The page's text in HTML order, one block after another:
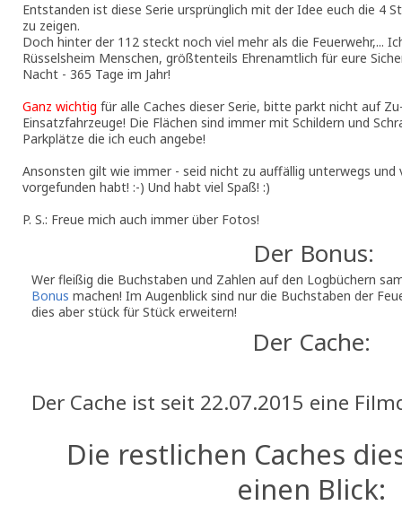
Entstanden ist diese Serie ursprünglich mit der Idee euch die 4
zu zeigen.
Doch hinter der 112 steckt noch viel mehr als die Feuerwehr,...
Rüsselsheim Menschen, größtenteils Ehrenamtlich für eure
Nacht - 365 Tage im Jahr!
Ganz wichtig für alle Caches dieser Serie, bitte parkt nicht auf
Einsatzfahrzeuge! Die Flächen sind immer mit Schildern und
Parkplätze die ich euch angebe!
Ansonsten gilt wie immer - seid nicht zu auffällig unterwegs und
vorgefunden habt! :-) Und habt viel Spaß! :)
P. S.: Freue mich auch immer über Fotos!
Der Bonus:
Wer fleißig die Buchstaben und Zahlen auf den Logbüchern
Bonus machen! Im Augenblick sind nur die Buchstaben der
dies aber stück für Stück erweitern!
Der Cache:
Der Cache ist seit 22.07.2015 eine
Die restlichen Caches
einen Blick: